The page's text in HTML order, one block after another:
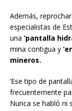
Además,
especialistas de
una ‘pantalla
mina contigua y
mineros.
‘Ese tipo de
frecuentemente
Nunca se habló ni